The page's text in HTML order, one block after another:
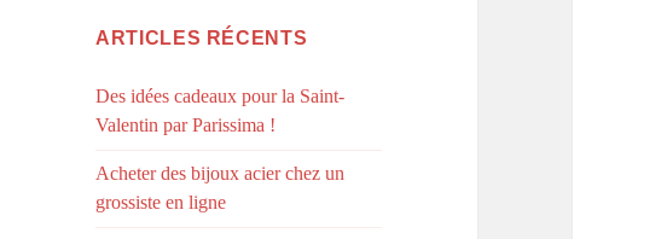
ARTICLES RÉCENTS
Des idées cadeaux pour la Saint-
Valentin par Parissima !
Acheter des bijoux acier chez un
grossiste en ligne